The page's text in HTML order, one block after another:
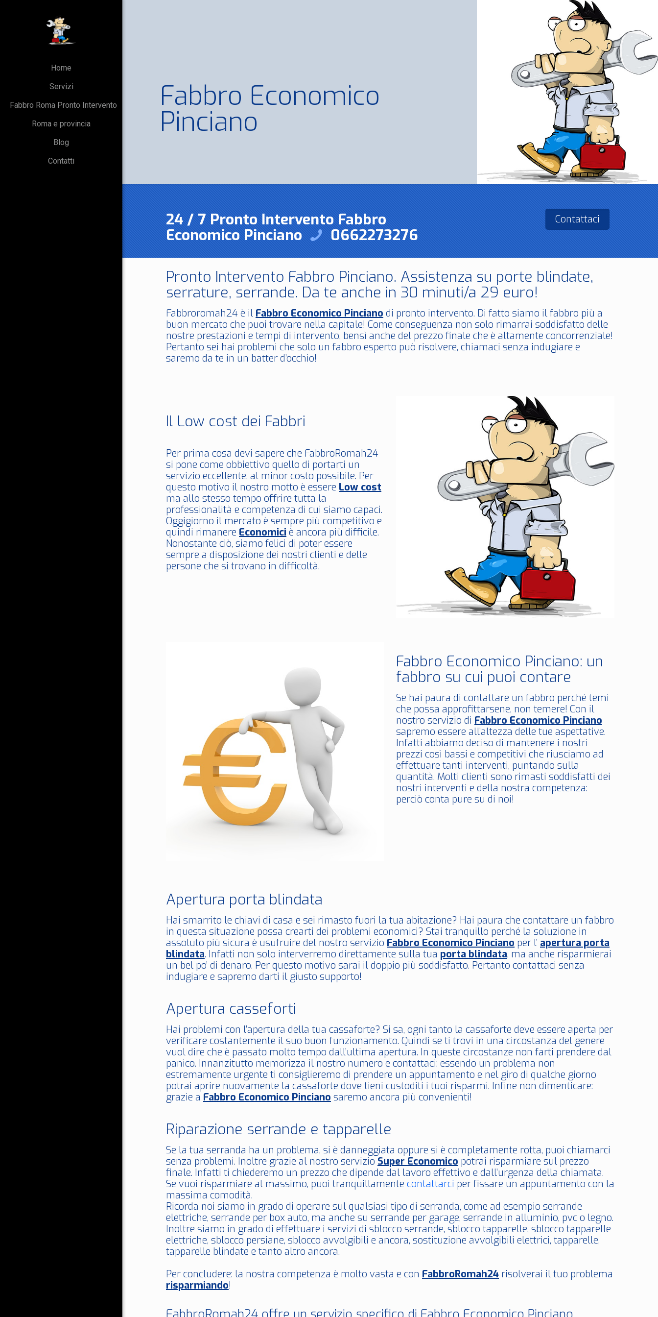
Home
Servizi
Fabbro Roma Pronto Intervento
Roma e provincia
Blog
Contatti
Fabbro Economico
Pinciano
24 / 7 Pronto Intervento Fabbro
Economico Pinciano
0662273276
Contattaci
Pronto Intervento Fabbro Pinciano. Assistenza su porte blindate,
serrature, serrande. Da te anche in 30 minuti/a 29 euro!
Fabbroromah24 è il Fabbro Economico Pinciano di pronto intervento. Di fatto siamo il fabbro più a
buon mercato che puoi trovare nella capitale! Come conseguenza non solo rimarrai soddisfatto delle
nostre prestazioni e tempi di intervento, bensì anche del prezzo finale che è altamente concorrenziale!
Pertanto sei hai problemi che solo un fabbro esperto può risolvere, chiamaci senza indugiare e
saremo da te in un batter d’occhio!
Il Low cost dei Fabbri
Per prima cosa devi sapere che FabbroRomah24
si pone come obbiettivo quello di portarti un
servizio eccellente, al minor costo possibile. Per
questo motivo il nostro motto è essere Low cost
ma allo stesso tempo offrire tutta la
professionalità e competenza di cui siamo capaci.
Oggigiorno il mercato è sempre più competitivo e
quindi rimanere Economici è ancora più difficile.
Nonostante ciò, siamo felici di poter essere
sempre a disposizione dei nostri clienti e delle
persone che si trovano in difficoltà.
Fabbro Economico Pinciano: un
fabbro su cui puoi contare
Se hai paura di contattare un fabbro perché temi
che possa approfittarsene, non temere! Con il
nostro servizio di Fabbro Economico Pinciano
sapremo essere all’altezza delle tue aspettative.
Infatti abbiamo deciso di mantenere i nostri
prezzi così bassi e competitivi che riusciamo ad
effettuare tanti interventi, puntando sulla
quantità. Molti clienti sono rimasti soddisfatti dei
nostri interventi e della nostra competenza:
perciò conta pure su di noi!
Apertura porta blindata
Hai smarrito le chiavi di casa e sei rimasto fuori la tua abitazione? Hai paura che contattare un fabbro
in questa situazione possa crearti dei problemi economici? Stai tranquillo perché la soluzione in
assoluto più sicura è usufruire del nostro servizio Fabbro Economico Pinciano per l’ apertura porta
blindata. Infatti non solo interverremo direttamente sulla tua porta blindata, ma anche risparmierai
un bel po’ di denaro. Per questo motivo sarai il doppio più soddisfatto. Pertanto contattaci senza
indugiare e sapremo darti il giusto supporto!
Apertura casseforti
Hai problemi con l’apertura della tua cassaforte? Si sa, ogni tanto la cassaforte deve essere aperta per
verificare costantemente il suo buon funzionamento. Quindi se ti trovi in una circostanza del genere
vuol dire che è passato molto tempo dall’ultima apertura. In queste circostanze non farti prendere dal
panico. Innanzitutto memorizza il nostro numero e contattaci: essendo un problema non
estremamente urgente ti consiglieremo di prendere un appuntamento e nel giro di qualche giorno
potrai aprire nuovamente la cassaforte dove tieni custoditi i tuoi risparmi. Infine non dimenticare:
grazie a Fabbro Economico Pinciano saremo ancora più convenienti!
Riparazione serrande e tapparelle
Se la tua serranda ha un problema, si è danneggiata oppure si è completamente rotta, puoi chiamarci
senza problemi. Inoltre grazie al nostro servizio Super Economico potrai risparmiare sul prezzo
finale. Infatti ti chiederemo un prezzo che dipende dal lavoro effettivo e dall’urgenza della chiamata.
Se vuoi risparmiare al massimo, puoi tranquillamente contattarci per fissare un appuntamento con la
massima comodità.
Ricorda noi siamo in grado di operare sul qualsiasi tipo di serranda, come ad esempio serrande
elettriche, serrande per box auto, ma anche su serrande per garage, serrande in alluminio, pvc o legno.
Inoltre siamo in grado di effettuare i servizi di sblocco serrande, sblocco tapparelle, sblocco tapparelle
elettriche, sblocco persiane, sblocco avvolgibili e ancora, sostituzione avvolgibili elettrici, tapparelle,
tapparelle blindate e tanto altro ancora.
Per concludere: la nostra competenza è molto vasta e con FabbroRomah24 risolverai il tuo problema
risparmiando!